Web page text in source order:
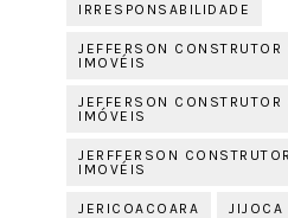
IRRESPONSABILIDADE
JEFFERSON CONSTRUTOR
IMOVÉIS
JEFFERSON CONSTRUTOR
IMÓVEIS
JERFFERSON
IMOVÉIS
JERICOACOARA JIJOCA